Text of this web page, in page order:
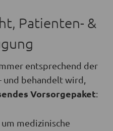
Patienten- &
entsprechend der
behandelt wird,
Vorsorgepaket:
, um medizinische